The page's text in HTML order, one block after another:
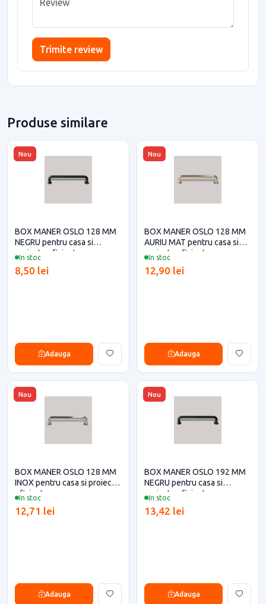
Trimite review
Produse similare
Nou
In stoc
BOX MANER OSLO 128 MM
NEGRU pentru casa si
proiecte eficiente
8,50 lei
Adauga
Nou
In stoc
BOX MANER OSLO 128 MM
AURIU MAT pentru casa si
proiecte eficiente
12,90 lei
Adauga
Nou
In stoc
BOX MANER OSLO 128 MM
INOX pentru casa si proiecte
eficiente
12,71 lei
Adauga
Nou
In stoc
BOX MANER OSLO 192 MM
NEGRU pentru casa si
proiecte eficiente
13,42 lei
Adauga